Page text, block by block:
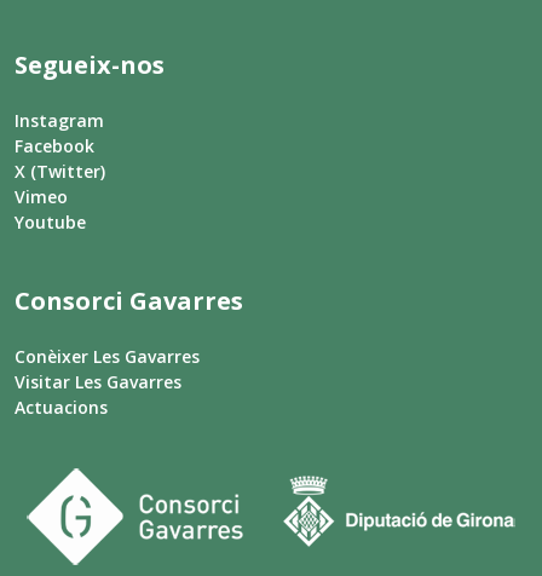
Segueix-nos
Instagram
Facebook
X (Twitter)
Vimeo
Youtube
Consorci Gavarres
Conèixer Les Gavarres
Visitar Les Gavarres
Actuacions